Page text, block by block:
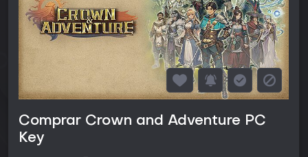
Comprar Crown and Adventure PC
Key